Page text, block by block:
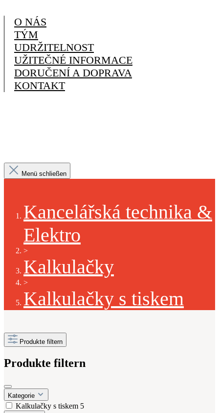
O NÁS
TÝM
UDRŽITELNOST
UŽITEČNÉ INFORMACE
DORUČENÍ A DOPRAVA
KONTAKT
Menü schließen
Kancelářská technika &
Elektro
>
Kalkulačky
>
Kalkulačky s tiskem
Produkte filtern
Produkte filtern
Kategorie
Kalkulačky s tiskem 5